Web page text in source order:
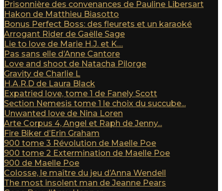
Prisonnière des convenances de Pauline Libersart
Hakon de Matthieu Biasotto
Bonus Perfect Boss: des fleurets et un karaoké
Arrogant Rider de Gaëlle Sage
Lie to love de Marie H.J. et K....
Pas sans elle d’Anne Cantore
Love and shoot de Natacha Pilorge
Gravity de Charlie L
H.A.R.D de Laura Black
Expatried love, tome 1 de Fanely Scott
Section Nemesis tome 1 le choix du succube...
Unwanted love de Nina Loren
Arte Corpus 4, Angel et Raph de Jenny...
Fire Biker d’Erin Graham
900 tome 3 Révolution de Maelle Poe
900 tome 2 Extermination de Maelle Poe
900 de Maelle Poe
Colosse, le maître du jeu d’Anna Wendell
The most insolent man de Jeanne Pears